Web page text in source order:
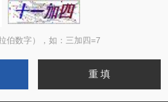
伯数字），如：三加四=7